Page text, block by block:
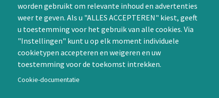
worden gebruikt om relevante inhoud en advertenties
weer te geven. Als u "ALLES ACCEPTEREN" kiest, geeft
u toestemming voor het gebruik van alle cookies. Via
"Instellingen" kunt u op elk moment individuele
cookietypen accepteren en weigeren en uw
toestemming voor de toekomst intrekken.
Cookie-documentatie
CAPTCHA Word lid